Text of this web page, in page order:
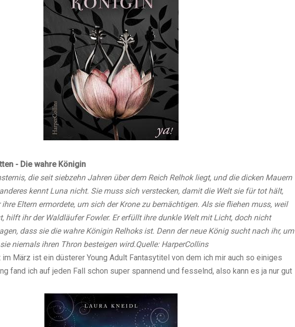
- Die wahre Königin
die seit siebzehn Jahren über dem Reich Relhok liegt, und die dicken Mauern
kennt Luna nicht. Sie muss sich verstecken, damit die Welt sie für tot hält,
Eltern ermordete, um sich der Krone zu bemächtigen. Als sie fliehen muss, weil
hilft ihr der Waldläufer Fowler. Er erfüllt ihre dunkle Welt mit Licht, doch nicht
dass sie die wahre Königin Relhoks ist. Denn der neue König sucht nach ihr, um
niemals ihren Thron besteigen wird.Quelle:HarperCollins
März ist ein düsterer Young Adult Fantasytitel von dem ich mir auch so einiges
fand ich auf jeden Fall schon super spannend und fesselnd, also kann es ja nur gut